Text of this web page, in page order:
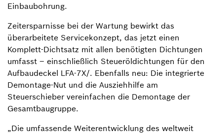
Einbaubohrung.
Zeitersparnisse bei der Wartung bewirkt das
überarbeitete Servicekonzept, das jetzt einen
Komplett-Dichtsatz mit allen benötigten Dichtungen
umfasst – einschließlich Steueröldichtungen für den
Aufbaudeckel LFA-7X/. Ebenfalls neu: Die integrierte
Demontage-Nut und die Ausziehhilfe am
Steuerschieber vereinfachen die Demontage der
Gesamtbaugruppe.
„Die umfassende Weiterentwicklung des weltweit